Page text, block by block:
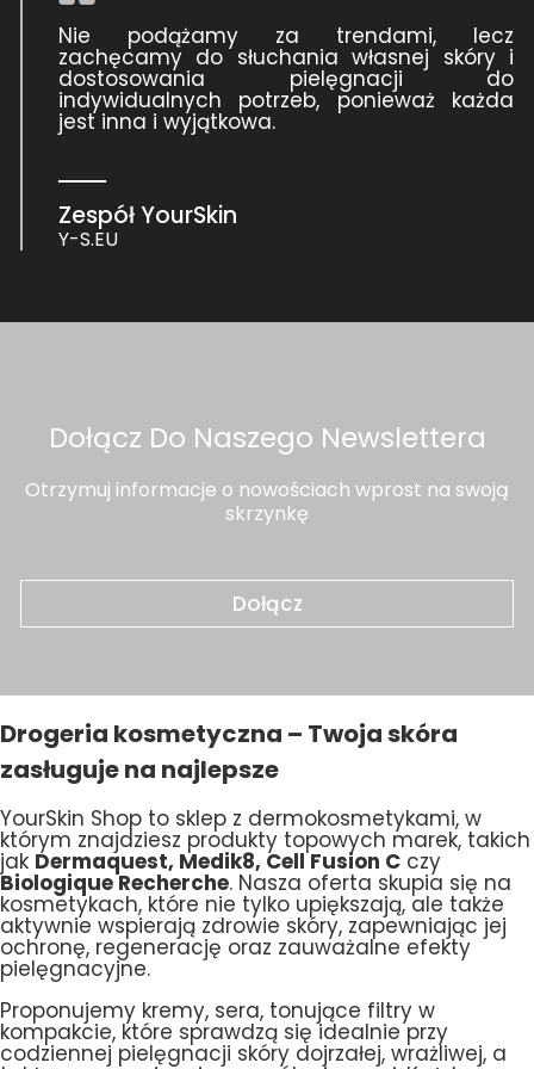
Nie podążamy za trendami, lecz
zachęcamy do słuchania własnej skóry i
dostosowania pielęgnacji do
indywidualnych potrzeb, ponieważ każda
jest inna i wyjątkowa.
Zespół YourSkin
Y-S.EU
Dołącz Do Naszego Newslettera
Otrzymuj informacje o nowościach wprost na swoją
skrzynkę
Dołącz
Drogeria kosmetyczna – Twoja skóra
zasługuje na najlepsze
YourSkin Shop to sklep z dermokosmetykami, w
którym znajdziesz produkty topowych marek, takich
jak Dermaquest, Medik8, Cell Fusion C czy
Biologique Recherche. Nasza oferta skupia się na
kosmetykach, które nie tylko upiększają, ale także
aktywnie wspierają zdrowie skóry, zapewniając jej
ochronę, regenerację oraz zauważalne efekty
pielęgnacyjne.
Proponujemy kremy, sera, tonujące filtry w
kompakcie, które sprawdzą się idealnie przy
codziennej pielęgnacji skóry dojrzałej, wrażliwej, a